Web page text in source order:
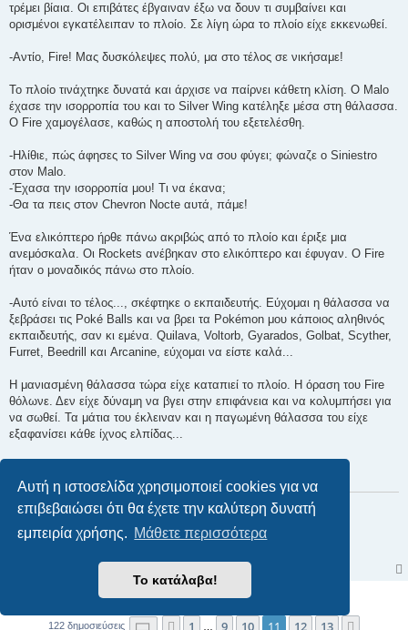
Αυτή η ιστοσελίδα χρησιμοποιεί cookies για να
επιβεβαιώσει ότι θα έχετε την καλύτερη δυνατή
εμπειρία χρήσης. Μάθετε περισσότερα
Το κατάλαβα!
τρέμει βίαια. Οι επιβάτες έβγαιναν έξω να δουν τι συμβαίνει και
ορισμένοι εγκατέλειπαν το πλοίο. Σε λίγη ώρα το πλοίο είχε εκκενωθεί.
-Αντίο, Fire! Μας δυσκόλεψες πολύ, μα στο τέλος σε νικήσαμε!
Το πλοίο τινάχτηκε δυνατά και άρχισε να παίρνει κάθετη κλίση. Ο Malo
έχασε την ισορροπία του και το Silver Wing κατέληξε μέσα στη θάλασσα.
Ο Fire χαμογέλασε, καθώς η αποστολή του εξετελέσθη.
-Ηλίθιε, πώς άφησες το Silver Wing να σου φύγει; φώναζε ο Siniestro
στον Malo.
-Έχασα την ισορροπία μου! Τι να έκανα;
-Θα τα πεις στον Chevron Nocte αυτά, πάμε!
Ένα ελικόπτερο ήρθε πάνω ακριβώς από το πλοίο και έριξε μια
ανεμόσκαλα. Οι Rockets ανέβηκαν στο ελικόπτερο και έφυγαν. Ο Fire
ήταν ο μοναδικός πάνω στο πλοίο.
-Αυτό είναι το τέλος..., σκέφτηκε ο εκπαιδευτής. Εύχομαι η θάλασσα να
ξεβράσει τις Poké Balls και να βρει τα Pokémon μου κάποιος αληθινός
εκπαιδευτής, σαν κι εμένα. Quilava, Voltorb, Gyarados, Golbat, Scyther,
Furret, Beedrill και Arcanine, εύχομαι να είστε καλά...
Η μανιασμένη θάλασσα τώρα είχε καταπιεί το πλοίο. Η όραση του Fire
θόλωνε. Δεν είχε δύναμη να βγει στην επιφάνεια και να κολυμπήσει για
να σωθεί. Τα μάτια του έκλειναν και η παγωμένη θάλασσα του είχε
εξαφανίσει κάθε ίχνος ελπίδας...
3DS Friend Code: 0920-1495-5327
In-game name: Calem
Glitch Pokémon Eater!
122 δημοσιεύσεις Σελίδα 11από 13
1 9 10 11 12 13